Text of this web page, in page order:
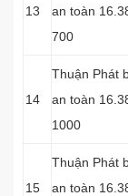
13
an toàn
700
14
Thuận Phát
an toàn
1000
15
Thuận Phát
an toàn